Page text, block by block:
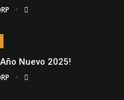
Nuevo 2025!